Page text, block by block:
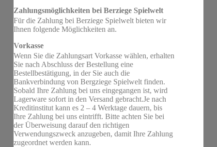
Zahlungsmöglichkeiten bei Berziege Spielwelt
Für die Zahlung bei Berziege Spielwelt bieten wir
Ihnen folgende Möglichkeiten an.
Vorkasse
Wenn Sie die Zahlungsart Vorkasse wählen, erhalten
Sie nach Abschluss der Bestellung eine
Bestellbestätigung, in der Sie auch die
Bankverbindung von Bergziege Spielwelt finden.
Sobald Ihre Zahlung bei uns eingegangen ist, wird
Lagerware sofort in den Versand gebracht.Je nach
Kreditinstitut kann es 2 – 4 Werktage dauern, bis
Ihre Zahlung bei uns eintrifft. Bitte achten Sie bei
der Überweisung darauf den richtigen
Verwendungszweck anzugeben, damit Ihre Zahlung
zugeordnet werden kann.